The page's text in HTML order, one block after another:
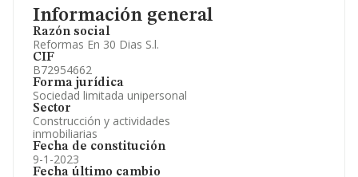
Información general
Razón social
Reformas En 30 Dias S.l.
CIF
B72954662
Forma jurídica
Sociedad limitada unipersonal
Sector
Construcción y actividades
inmobiliarias
Fecha de constitución
9-1-2023
Fecha último cambio
Información oficial y registral complementaria.